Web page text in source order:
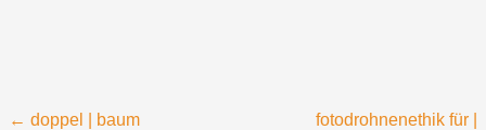
Beitragsnavigation
← doppel | baum
fotodrohnenethik für |